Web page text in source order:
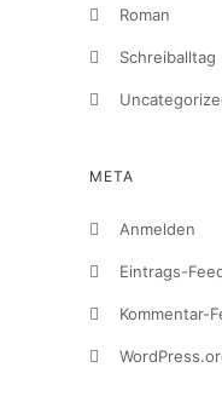
Roman
Schreiballtag
META
Anmelden
Eintrags-
Kommentar-